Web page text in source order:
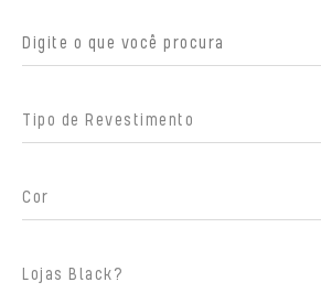
Tipo de Revestimento
Cor
Lojas Black?